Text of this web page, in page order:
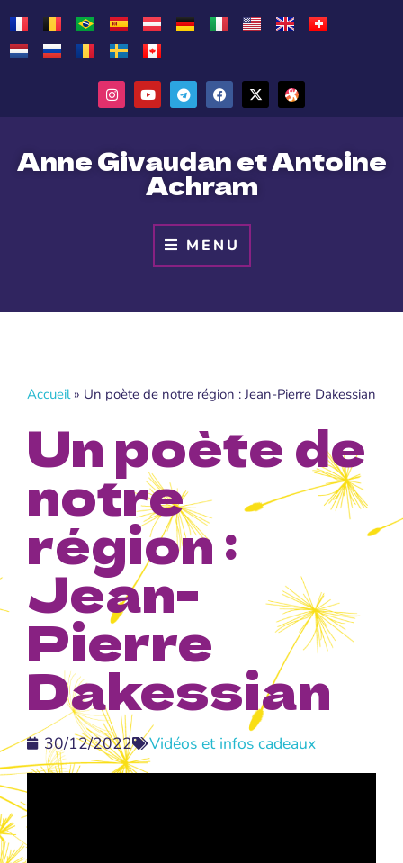
Anne Givaudan et Antoine
Achram
MENU
Accueil» Un poète de notre région : Jean-Pierre Dakessian
Un poète de
notre
région :
Jean-
Pierre
Dakessian
30/12/2022 Vidéos et infos cadeaux